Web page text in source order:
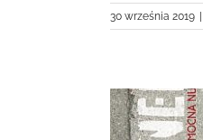
30 września 2019